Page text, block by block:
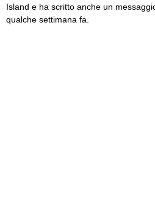
Island e ha scritto anche un
qualche settimana fa.